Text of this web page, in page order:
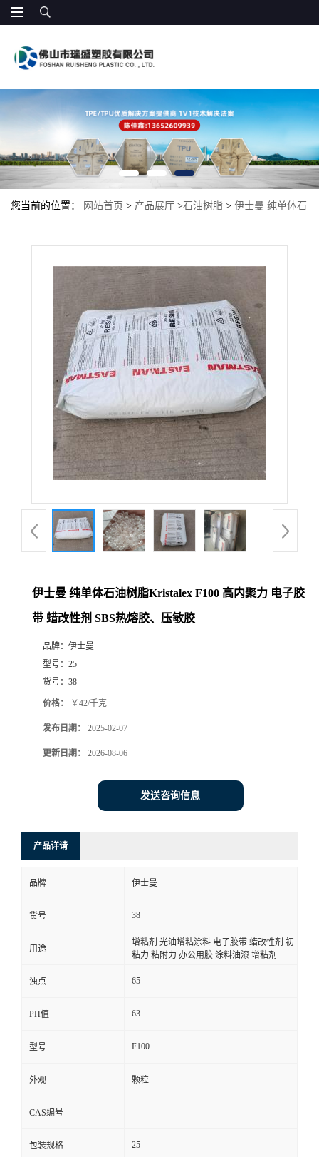
您当前的位置： 网站首页 > 产品展厅 >石油树脂 > 伊士曼 纯单体石
伊士曼 纯单体石油树脂Kristalex F100 高内聚力 电子胶
带 蜡改性剂 SBS热熔胶、压敏胶
品牌： 伊士曼
型号： 25
货号： 38
价格： ￥42/千克
发布日期： 2025-02-07
更新日期： 2026-08-06
发送咨询信息
产品详请
品牌 伊士曼
货号 38
用途
增粘剂 光油增粘涂料 电子胶带 蜡改性剂 初
粘力 粘附力 办公用胶 涂料油漆 增粘剂
浊点 65
PH值 63
型号 F100
外观 颗粒
CAS编号
包装规格 25